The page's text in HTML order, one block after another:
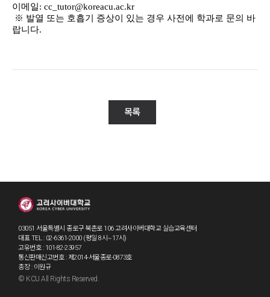
목록
03051 서울특별시 종로구 북촌로 106 고려사이버대학교 실습교육센터
대표 TEL : 02-6361-2000 (평일 8시~17시)
고유번호 : 101-82-23957
통신판매신고번호 : 제2014-서울종로-0873호
총장 : 이원규
© KCU All Rights Reserved.